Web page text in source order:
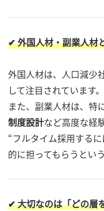
✔ 外国人材・副業人材
外国人材は、人口減少
して注目されています。
また、副業人材は、特
制度設計など高度な経
“フルタイム採用する
的に担ってもらうとい
✔ 大切なのは「どの層